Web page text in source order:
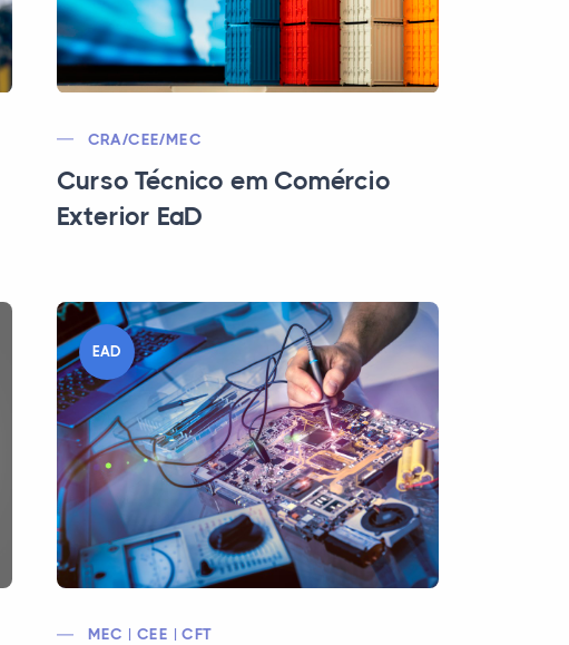
CRA/CEE/MEC
Curso Técnico em Comércio
Exterior EaD
EAD
MEC | CEE | CFT